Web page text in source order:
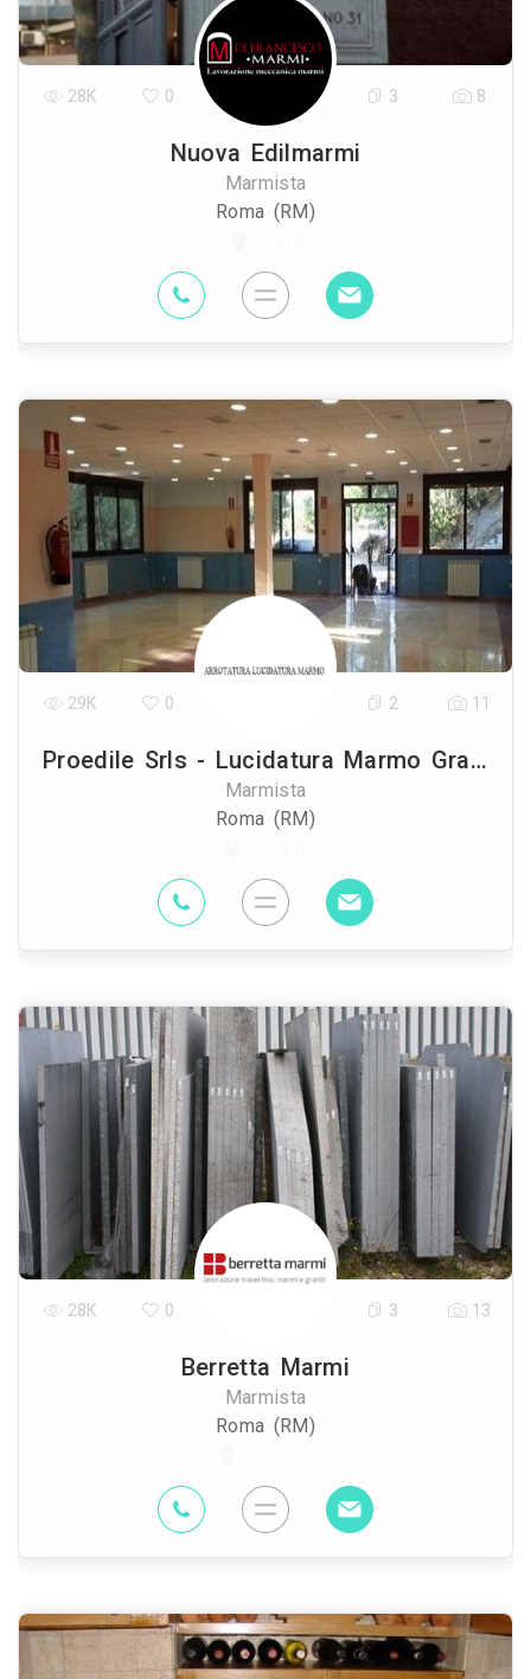
Nuova Edilmarmi
Marmista
Roma (RM)
28K 0 3 8
Proedile Srls - Lucidatura Marmo Granito
Marmista
Roma (RM)
29K 0 2 11
Berretta Marmi
Marmista
Roma (RM)
28K 0 3 13